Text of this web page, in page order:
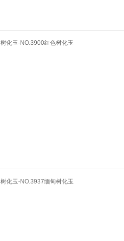
树化玉-NO.3900红色树化玉
树化玉-NO.3937缅甸树化玉